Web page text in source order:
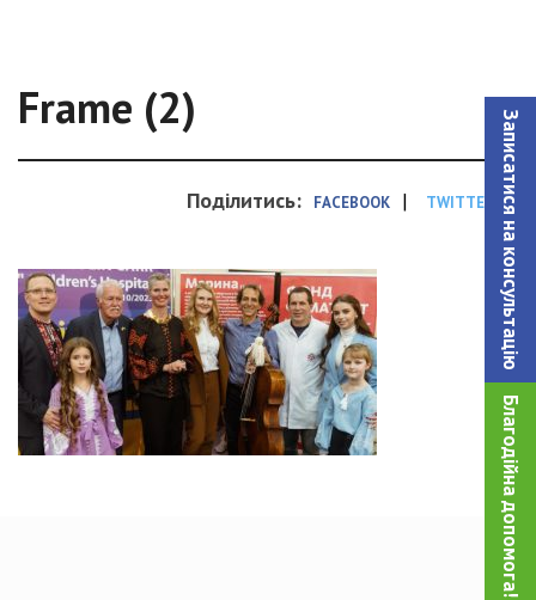
Записатися на консультацiю
Благодійна допомога!
Frame (2)
Поділитись: FACEBOOK | TWITTER